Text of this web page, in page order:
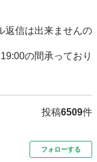
返信は出来ませんの
の間承っており
投稿6509件
フォローする